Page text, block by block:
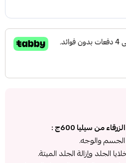
من سيليا 600ج :
الجسم والوجه.
الجلد وإزالة الجلد الميتة.